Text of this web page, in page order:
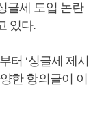
글세 도입 논란
있다.
터 ‘싱글세 제시
한 항의글이 이